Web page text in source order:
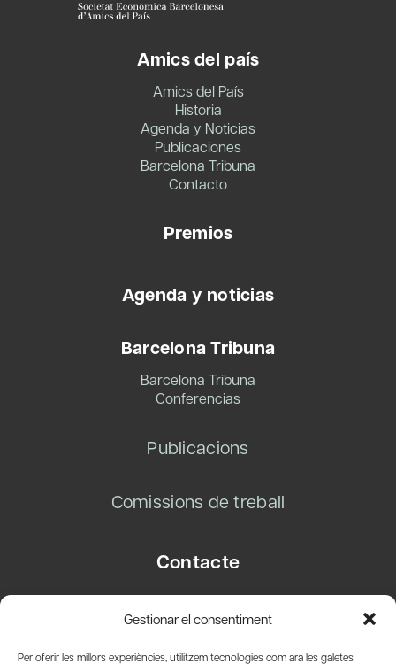
Gestionar el consentiment
Per oferir les millors experiències, utilitzem tecnologies com ara les galetes
Amics del país
Amics del País
Historia
Agenda y Noticias
Publicaciones
Barcelona Tribuna
Contacto
Premios
Agenda y noticias
Barcelona Tribuna
Barcelona Tribuna
Conferencias
Publicacions
Comissions de treball
Contacte
08003 Barcelona
info@amicsdelpais.com